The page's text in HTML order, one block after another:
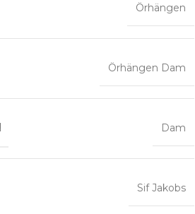
Örhängen
Örhängen Dam
Dam
Sif Jakobs